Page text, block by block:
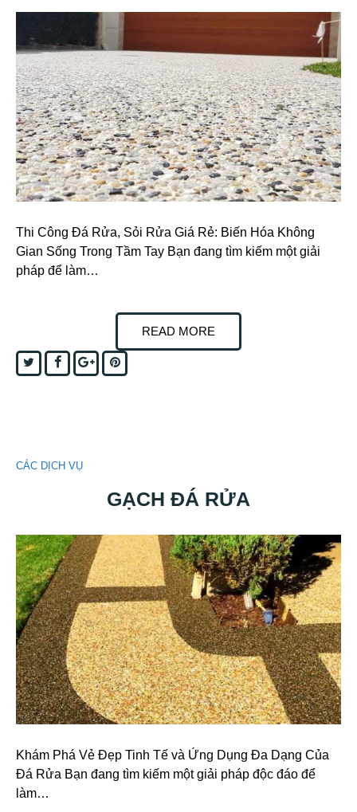
Thi Công Đá Rửa, Sỏi Rửa Giá Rẻ: Biến Hóa Không
Gian Sống Trong Tầm Tay Bạn đang tìm kiếm một giải
pháp để làm…
READ MORE
TwitterFacebookGoogle+Pinterest
CÁC DỊCH VỤ
GẠCH ĐÁ RỬA
Khám Phá Vẻ Đẹp Tinh Tế và Ứng Dụng Đa Dạng Của
Đá Rửa Bạn đang tìm kiếm một giải pháp độc đáo để
làm…